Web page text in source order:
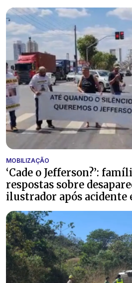
MOBILIZAÇÃO
‘Cade o Jefferson?’:
respostas sobre
ilustrador após acidente